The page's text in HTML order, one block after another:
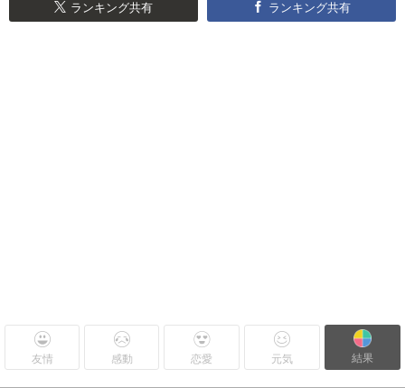
ランキング共有 ランキング共有
友情 感動 恋愛 元気 結果